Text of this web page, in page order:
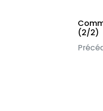
(2/2)